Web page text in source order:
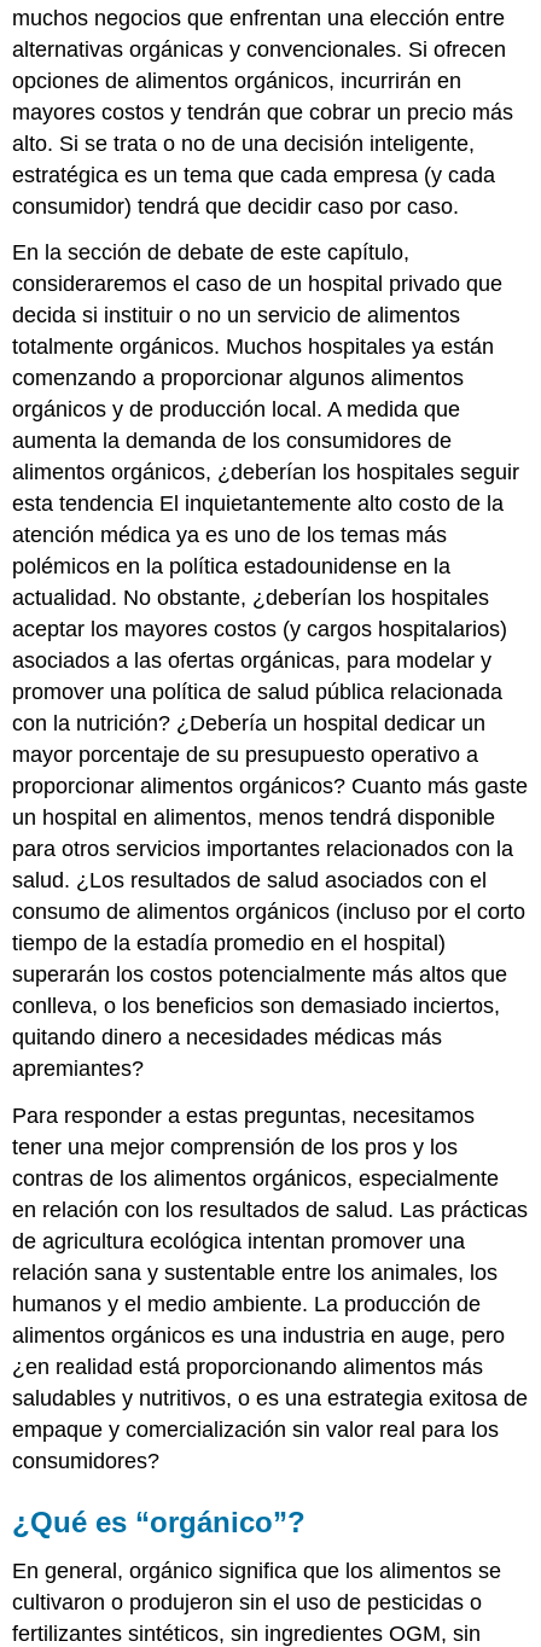
muchos negocios que enfrentan una elección entre
alternativas orgánicas y convencionales. Si ofrecen
opciones de alimentos orgánicos, incurrirán en
mayores costos y tendrán que cobrar un precio más
alto. Si se trata o no de una decisión inteligente,
estratégica es un tema que cada empresa (y cada
consumidor) tendrá que decidir caso por caso.
En la sección de debate de este capítulo,
consideraremos el caso de un hospital privado que
decida si instituir o no un servicio de alimentos
totalmente orgánicos. Muchos hospitales ya están
comenzando a proporcionar algunos alimentos
orgánicos y de producción local. A medida que
aumenta la demanda de los consumidores de
alimentos orgánicos, ¿deberían los hospitales seguir
esta tendencia El inquietantemente alto costo de la
atención médica ya es uno de los temas más
polémicos en la política estadounidense en la
actualidad. No obstante, ¿deberían los hospitales
aceptar los mayores costos (y cargos hospitalarios)
asociados a las ofertas orgánicas, para modelar y
promover una política de salud pública relacionada
con la nutrición? ¿Debería un hospital dedicar un
mayor porcentaje de su presupuesto operativo a
proporcionar alimentos orgánicos? Cuanto más gaste
un hospital en alimentos, menos tendrá disponible
para otros servicios importantes relacionados con la
salud. ¿Los resultados de salud asociados con el
consumo de alimentos orgánicos (incluso por el corto
tiempo de la estadía promedio en el hospital)
superarán los costos potencialmente más altos que
conlleva, o los beneficios son demasiado inciertos,
quitando dinero a necesidades médicas más
apremiantes?
Para responder a estas preguntas, necesitamos
tener una mejor comprensión de los pros y los
contras de los alimentos orgánicos, especialmente
en relación con los resultados de salud. Las prácticas
de agricultura ecológica intentan promover una
relación sana y sustentable entre los animales, los
humanos y el medio ambiente. La producción de
alimentos orgánicos es una industria en auge, pero
¿en realidad está proporcionando alimentos más
saludables y nutritivos, o es una estrategia exitosa de
empaque y comercialización sin valor real para los
consumidores?
¿Qué es “orgánico”?
En general, orgánico significa que los alimentos se
cultivaron o produjeron sin el uso de pesticidas o
fertilizantes sintéticos, sin ingredientes OGM, sin